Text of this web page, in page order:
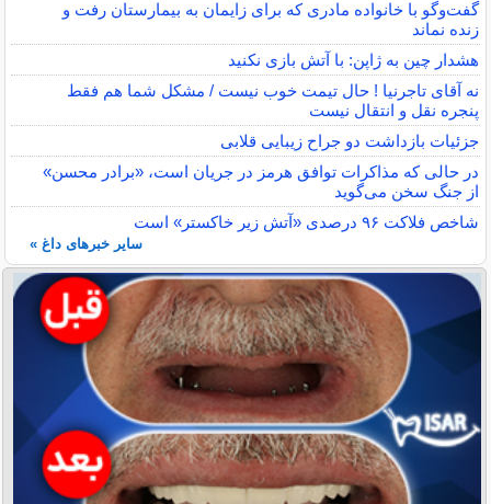
گفت‌وگو با خانواده مادری که برای زایمان به بیمارستان رفت و
زنده نماند
هشدار چین به ژاپن: با آتش بازی نکنید
نه آقای تاجرنیا ! حال تیمت خوب نیست / مشکل شما هم فقط
پنجره نقل و انتقال نیست
جزئیات بازداشت دو جراح زیبایی قلابی
در حالی که مذاکرات توافق هرمز در جریان است، «برادر محسن»
از جنگ سخن می‌گوید
شاخص فلاکت ۹۶ درصدی «آتش زیر خاکستر» است
سایر خبرهای داغ »